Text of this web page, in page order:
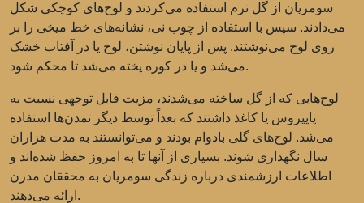
سومریان از گل نرم استفاده می‌کردند و لوح‌های کوچکی شکل
می‌دادند. سپس با استفاده از چوب نی، نشانه‌های خط میخی را بر
روی لوح می‌نوشتند. پس از پایان نوشتن، لوح یا در آفتاب خشک
می‌شد و یا در کوره پخته می‌شد تا محکم شود.
لوح‌هایی که از گل ساخته می‌شدند، مزیت قابل توجهی نسبت به
پاپیروس یا کاغذ داشتند که بعداً توسط دیگر تمدن‌ها استفاده
می‌شد. لوح‌های گلی بادوام بودند و می‌توانستند به مدت هزاران
سال نگهداری شوند. بسیاری از آنها تا به امروز حفظ شده‌اند و
اطلاعات ارزشمندی درباره زندگی سومریان به محققان مدرن
ارائه می‌دهند.